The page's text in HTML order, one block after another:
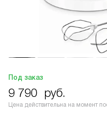
Под заказ
9 790 руб.
Цена действительна на момент